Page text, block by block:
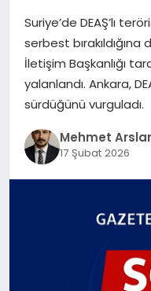
SAĞLIK
EĞITIM
DÜNYA
Suriye’de DEAŞ’lı
serbest
İletişim Başkanlığı
yalanlandı. Ankara,
sürdüğünü vurguladı.
Mehmet
17 Şubat 2026